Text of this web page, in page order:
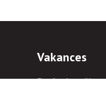
Vakances
Darba iespējas